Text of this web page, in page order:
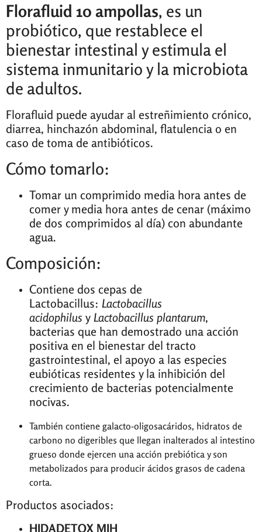
Florafluid 10 ampollas, es un
probiótico, que restablece el
bienestar intestinal y estimula el
sistema inmunitario y la microbiota
de adultos.
Florafluid puede ayudar al estreñimiento crónico,
diarrea, hinchazón abdominal, flatulencia o en
caso de toma de antibióticos.
Cómo tomarlo:
Tomar un comprimido media hora antes de
comer y media hora antes de cenar (máximo
de dos comprimidos al día) con abundante
agua.
Composición:
Contiene dos cepas de
Lactobacillus: Lactobacillus
acidophilus y Lactobacillus plantarum,
bacterias que han demostrado una acción
positiva en el bienestar del tracto
gastrointestinal, el apoyo a las especies
eubióticas residentes y la inhibición del
crecimiento de bacterias potencialmente
nocivas.
También contiene galacto-oligosacáridos, hidratos de
carbono no digeribles que llegan inalterados al intestino
grueso donde ejercen una acción prebiótica y son
metabolizados para producir ácidos grasos de cadena
corta.
Productos asociados:
HIDADETOX MJH